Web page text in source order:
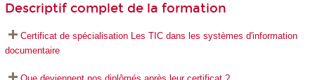
Descriptif complet de la formation
Certificat de spécialisation Les TIC dans les systèmes d'information
documentaire